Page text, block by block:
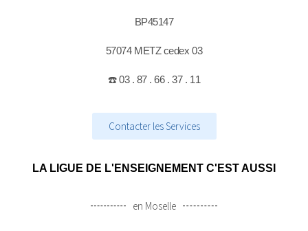
BP45147
57074 METZ cedex 03
☎️ 03 . 87 . 66 . 37 . 11
Contacter les Services
LA LIGUE DE L'ENSEIGNEMENT C'EST AUSSI
en Moselle